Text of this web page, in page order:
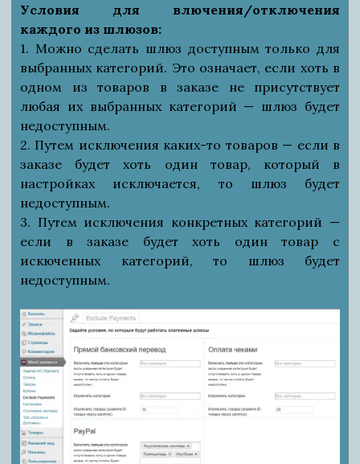
Условия для влючения/отключения
каждого из шлюзов:
1. Можно сделать шлюз доступным только для
выбранных категорий. Это означает, если хоть в
одном из товаров в заказе не присутствует
любая их выбранных категорий — шлюз будет
недоступным.
2. Путем исключения каких-то товаров — если в
заказе будет хоть один товар, который в
настройках исключается, то шлюз будет
недоступным.
3. Путем исключения конкретных категорий —
если в заказе будет хоть один товар с
искюченных категорий, то шлюз будет
недоступным.